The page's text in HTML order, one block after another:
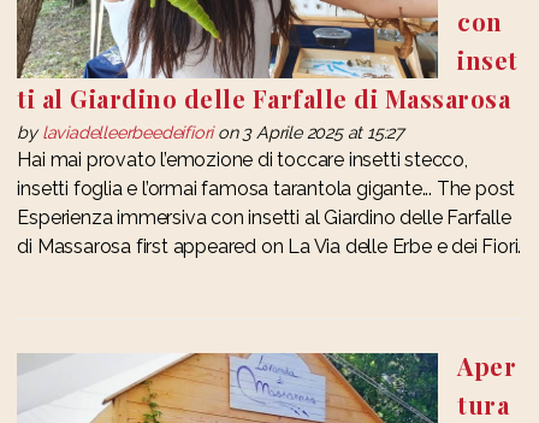
con
inset
ti al Giardino delle Farfalle di Massarosa
bylaviadelleerbeedeifiorion 3 Aprile 2025 at 15:27
Hai mai provato l’emozione di toccare insetti stecco,
insetti foglia e l’ormai famosa tarantola gigante... The post
Esperienza immersiva con insetti al Giardino delle Farfalle
di Massarosa first appeared on La Via delle Erbe e dei Fiori.
Aper
tura